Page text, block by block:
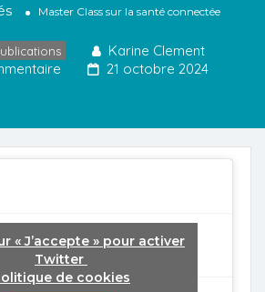
Master Class sur la santé connectée
Karine Clement
21 octobre 2024
by fr_anitec
« J’accepte » pour activer
Twitter
de cookies